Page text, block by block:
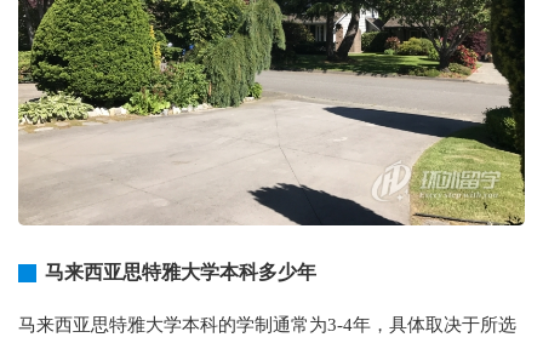
马来西亚思特雅大学本科多少年
马来西亚思特雅大学本科的学制通常为3-4年，具体取决于所选